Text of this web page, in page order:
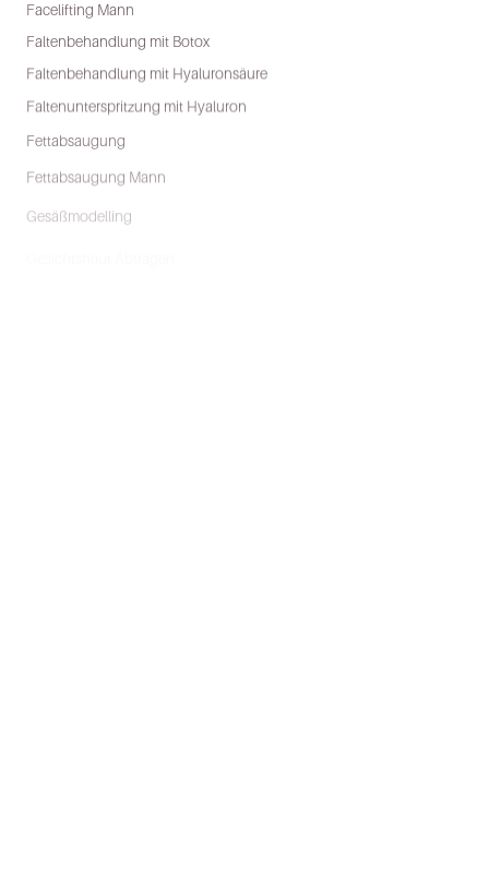
Facelifting Mann
Faltenbehandlung mit Botox
Faltenbehandlung mit Hyaluronsäure
Faltenunterspritzung mit Hyaluron
Fettabsaugung
Fettabsaugung Mann